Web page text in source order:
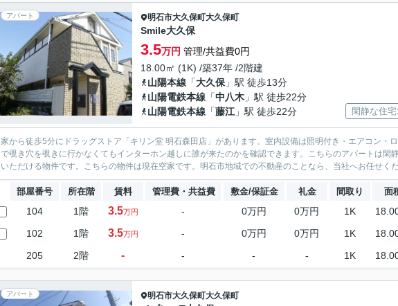
アパート 明石市大久保町大久保町
Smile大久保
3.5万円 管理/共益費0円
18.00㎡ (1K) /築37年 /2階建
山陽本線 「大久保 」駅 徒歩13分
山陽電鉄本線 「中八木 」駅 徒歩22分
山陽電鉄本線 「藤江 」駅 徒歩22分 閑静な住
家から徒歩5分にドラッグストア「キリン堂 明石森田店」があります。室内設備は照明付き・エアコン・
で覗き穴を覗きに行かなくてもインターホン越しに誰が来たのかを確認できます。こちらのアパートは閑
いただける物件です。こちらの物件は現在空家です。明石市地域での不動産のことなら、当社へお任せく
部屋番号 所在階 賃料 管理費・共益費 敷金/保証金 礼金 間取り 面
104 1階 3.5万円 - 0万円 0万円 1K
102 1階 3.5万円 - 0万円 0万円 1K
205 2階 - - - - 1K
アパート 明石市大久保町大久保町